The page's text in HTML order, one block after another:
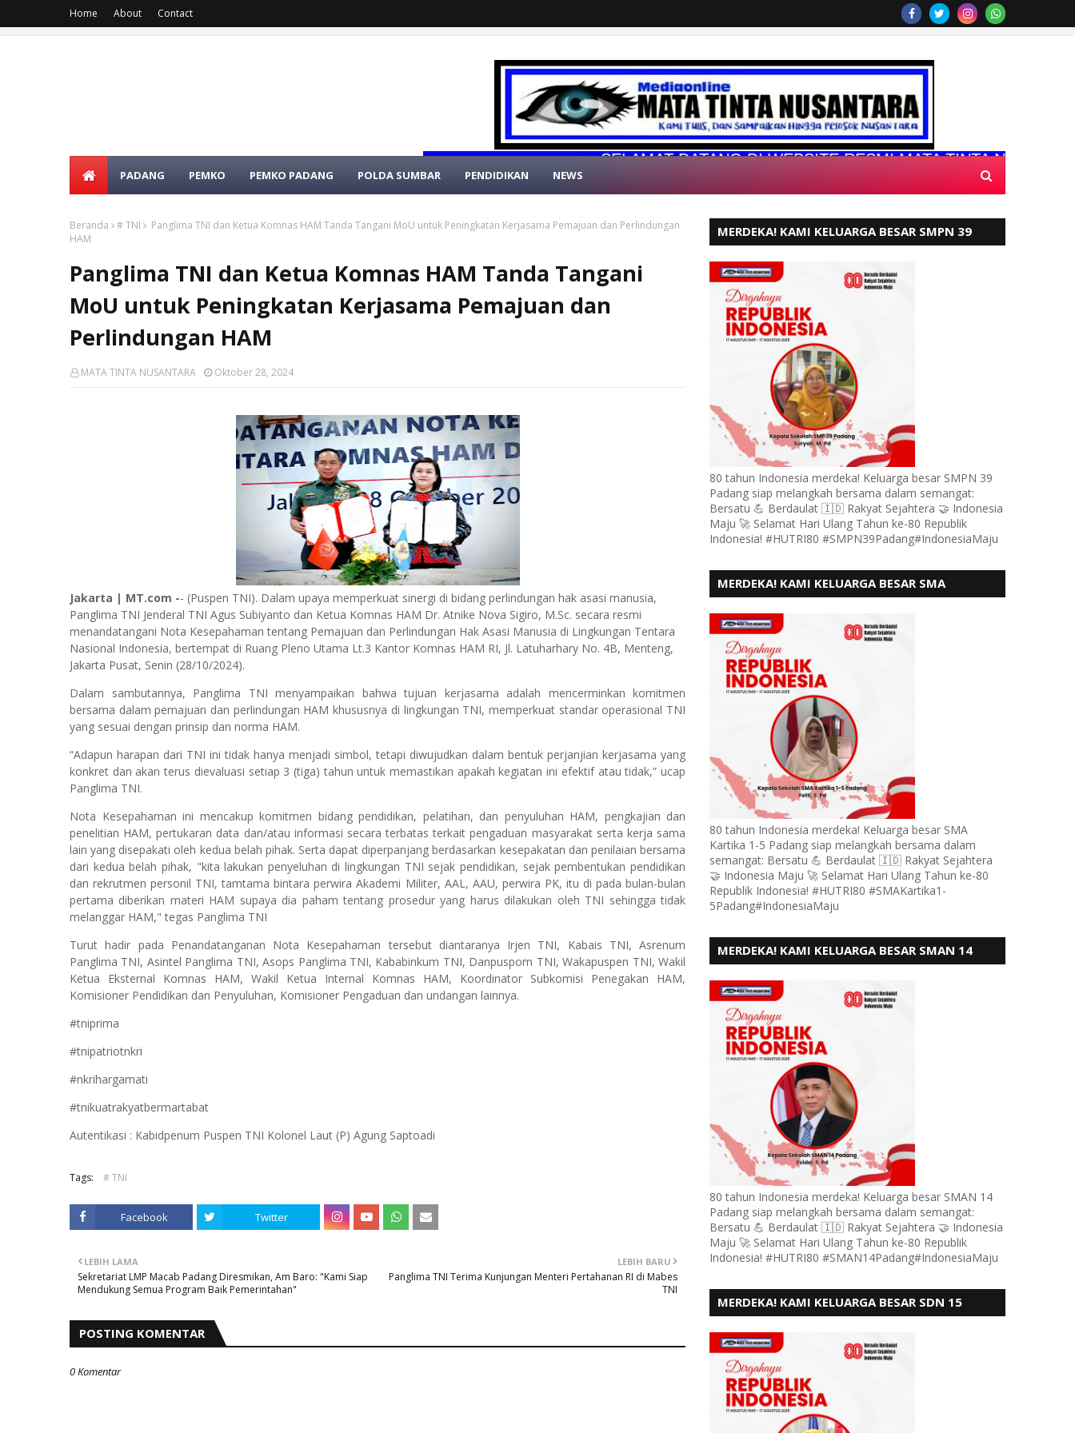
Home About Contact
SELAMAT DATANG DI WEBSITE RESMI MATA TINTA NUSANTARA
PADANG PEMKO PEMKO PADANG POLDA SUMBAR PENDIDIKAN NEWS
Beranda # TNI
Panglima TNI dan Ketua Komnas HAM Tanda Tangani MoU untuk Peningkatan Kerjasama Pemajuan dan Perlindungan
HAM
Panglima TNI dan Ketua Komnas HAM Tanda Tangani
MoU untuk Peningkatan Kerjasama Pemajuan dan
Perlindungan HAM
MATA TINTA NUSANTARA Oktober 28, 2024
Jakarta | MT.com -- (Puspen TNI). Dalam upaya memperkuat sinergi di bidang perlindungan hak asasi manusia,
Panglima TNI Jenderal TNI Agus Subiyanto dan Ketua Komnas HAM Dr. Atnike Nova Sigiro, M.Sc. secara resmi
menandatangani Nota Kesepahaman tentang Pemajuan dan Perlindungan Hak Asasi Manusia di Lingkungan Tentara
Nasional Indonesia, bertempat di Ruang Pleno Utama Lt.3 Kantor Komnas HAM RI, Jl. Latuharhary No. 4B, Menteng,
Jakarta Pusat, Senin (28/10/2024).
Dalam sambutannya, Panglima TNI menyampaikan bahwa tujuan kerjasama adalah mencerminkan komitmen
bersama dalam pemajuan dan perlindungan HAM khususnya di lingkungan TNI, memperkuat standar operasional TNI
yang sesuai dengan prinsip dan norma HAM.
“Adapun harapan dari TNI ini tidak hanya menjadi simbol, tetapi diwujudkan dalam bentuk perjanjian kerjasama yang
konkret dan akan terus dievaluasi setiap 3 (tiga) tahun untuk memastikan apakah kegiatan ini efektif atau tidak,” ucap
Panglima TNI.
Nota Kesepahaman ini mencakup komitmen bidang pendidikan, pelatihan, dan penyuluhan HAM, pengkajian dan
penelitian HAM, pertukaran data dan/atau informasi secara terbatas terkait pengaduan masyarakat serta kerja sama
lain yang disepakati oleh kedua belah pihak. Serta dapat diperpanjang berdasarkan kesepakatan dan penilaian bersama
dari kedua belah pihak, "kita lakukan penyeluhan di lingkungan TNI sejak pendidikan, sejak pembentukan pendidikan
dan rekrutmen personil TNI, tamtama bintara perwira Akademi Militer, AAL, AAU, perwira PK, itu di pada bulan-bulan
pertama diberikan materi HAM supaya dia paham tentang prosedur yang harus dilakukan oleh TNI sehingga tidak
melanggar HAM," tegas Panglima TNI
Turut hadir pada Penandatanganan Nota Kesepahaman tersebut diantaranya Irjen TNI, Kabais TNI, Asrenum
Panglima TNI, Asintel Panglima TNI, Asops Panglima TNI, Kababinkum TNI, Danpuspom TNI, Wakapuspen TNI, Wakil
Ketua Eksternal Komnas HAM, Wakil Ketua Internal Komnas HAM, Koordinator Subkomisi Penegakan HAM,
Komisioner Pendidikan dan Penyuluhan, Komisioner Pengaduan dan undangan lainnya.
#tniprima
#tnipatriotnkri
#nkrihargamati
#tnikuatrakyatbermartabat
Autentikasi : Kabidpenum Puspen TNI Kolonel Laut (P) Agung Saptoadi
Tags: # TNI
Facebook Twitter
LEBIH BARU
Panglima TNI Terima Kunjungan Menteri Pertahanan RI di Mabes
TNI
LEBIH LAMA
Sekretariat LMP Macab Padang Diresmikan, Am Baro: "Kami Siap
Mendukung Semua Program Baik Pemerintahan"
POSTING KOMENTAR
0 Komentar
MERDEKA! KAMI KELUARGA BESAR SMPN 39
80 tahun Indonesia merdeka! Keluarga besar SMPN 39
Padang siap melangkah bersama dalam semangat:
Bersatu 💪 Berdaulat 🇮🇩 Rakyat Sejahtera 🤝 Indonesia
Maju 🚀 Selamat Hari Ulang Tahun ke-80 Republik
Indonesia! #HUTRI80 #SMPN39Padang#IndonesiaMaju
MERDEKA! KAMI KELUARGA BESAR SMA
KE - 80, MOTO" BERSATU BERD
80 tahun Indonesia merdeka! Keluarga besar SMA
Kartika 1-5 Padang siap melangkah bersama dalam
semangat: Bersatu 💪 Berdaulat 🇮🇩 Rakyat Sejahtera
🤝 Indonesia Maju 🚀 Selamat Hari Ulang Tahun ke-80
Republik Indonesia! #HUTRI80 #SMAKartika1-
5Padang#IndonesiaMaju
MERDEKA! KAMI KELUARGA BESAR SMAN 14
80 tahun Indonesia merdeka! Keluarga besar SMAN 14
Padang siap melangkah bersama dalam semangat:
Bersatu 💪 Berdaulat 🇮🇩 Rakyat Sejahtera 🤝 Indonesia
Maju 🚀 Selamat Hari Ulang Tahun ke-80 Republik
Indonesia! #HUTRI80 #SMAN14Padang#IndonesiaMaju
MERDEKA! KAMI KELUARGA BESAR SDN 15
- 80